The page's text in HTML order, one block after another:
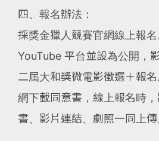
四、報名辦法：
採獎金獵人競賽官網線上報
YouTube 平台並設為公開，
二屆大和獎微電影徵選＋報
網下載同意書，線上報名時
書、影片連結、劇照一同上傳